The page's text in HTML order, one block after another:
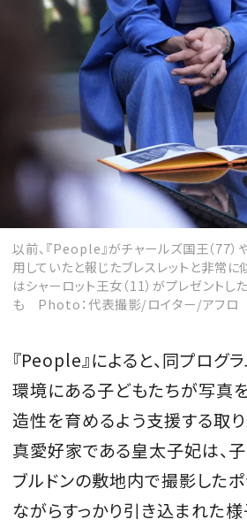
以前、『People』がチャールズ国王（77）
用していたと報じたブレスレットと非常に
はシャーロット王女（11）がプレゼント
も Photo：代表撮影/ロイター/アフロ
『People』によると、同プログ
環境にある子どもたちが写真
造性を育めるよう支援する取
真愛好家である皇太子妃は、
ブルドンの敷地内で撮影した
ながらすっかり引き込まれた様